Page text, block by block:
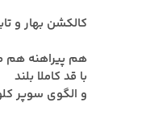
کالکشن بهار و
هم پیراهنه هم
با قد کاملا بلند
و الگوی سوپر